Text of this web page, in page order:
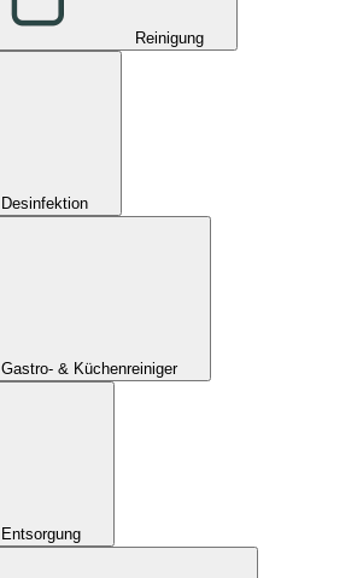
Reinigung
Desinfektion
Gastro- & Küchenreiniger
Entsorgung